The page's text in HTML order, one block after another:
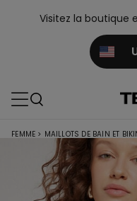
Visitez la boutique
FEMME > MAILLOTS DE BAIN ET